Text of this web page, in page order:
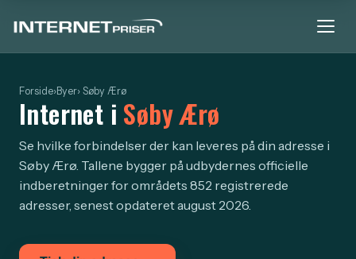
Forside›Byer› Søby Ærø
Internet i Søby Ærø
Se hvilke forbindelser der kan leveres på din adresse i
Søby Ærø. Tallene bygger på udbydernes officielle
indberetninger for områdets 852 registrerede
adresser, senest opdateret august 2026.